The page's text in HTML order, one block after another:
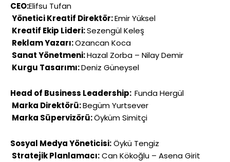
CEO:Elifsu Tufan
Yönetici Kreatif Direktör:Emir Yüksel
Kreatif Ekip Lideri:Sezengül Keleş
Reklam Yazarı:Ozancan Koca
Sanat Yönetmeni:Hazal Zorba – Nilay Demir
Kurgu Tasarımı:Deniz Güneysel
Head of Business Leadership: Funda Hergül
Marka Direktörü:Begüm Yurtsever
Marka Süpervizörü:Öyküm Simitçi
Sosyal Medya Yöneticisi:Öykü Tengiz
Stratejik Planlamacı:Can Kökoğlu – Asena Girit